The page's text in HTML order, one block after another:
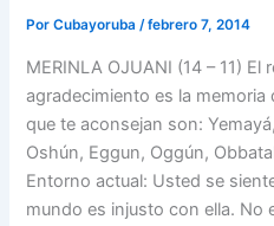
PorCubayoruba/febrero 7, 2014
MERINLA OJUANI (14 – 11) El
agradecimiento es la
que te aconsejan son:
Oshún, Eggun, Oggún,
Entorno actual: Usted se
mundo es injusto con ella. No